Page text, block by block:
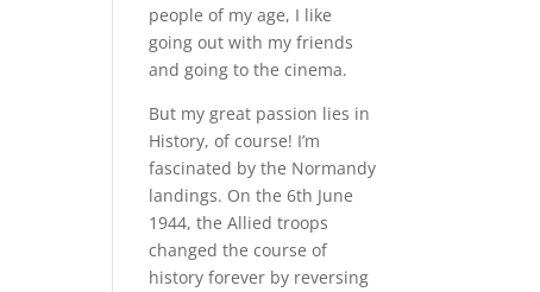
people of my age, I like
going out with my friends
and going to the cinema.
But my great passion lies in
History, of course! I’m
fascinated by the Normandy
landings. On the 6th June
1944, the Allied troops
changed the course of
history forever by reversing